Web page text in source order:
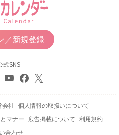
／新規登録
式SNS
会社 個人情報の取扱いについて
マナー 広告掲載について 利用規約
合わせ